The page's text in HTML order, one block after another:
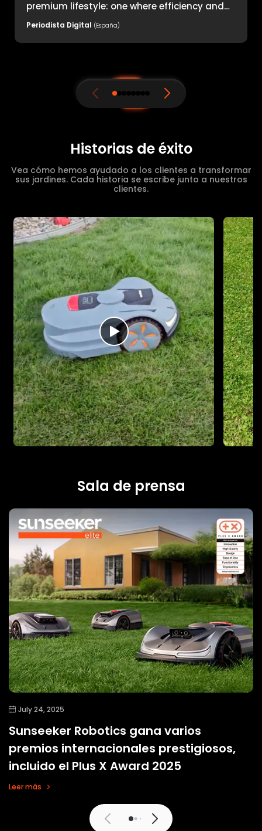
premium lifestyle: one where efficiency and
quality go hand in hand.
Periodista Digital (España)
Historias de éxito
Vea cómo hemos ayudado a los clientes a transformar
sus jardines. Cada historia se escribe junto a nuestros
clientes.
Sala de prensa
July 24, 2025
Sunseeker Robotics gana varios
premios internacionales prestigiosos,
incluido el Plus X Award 2025
Leer más